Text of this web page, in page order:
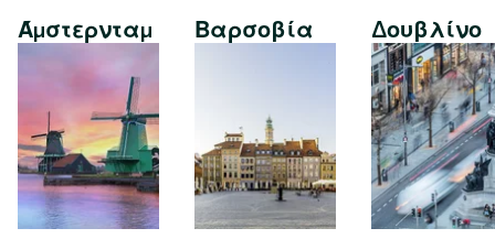
Άμστερνταμ
Βαρσοβία Δουβλίνο